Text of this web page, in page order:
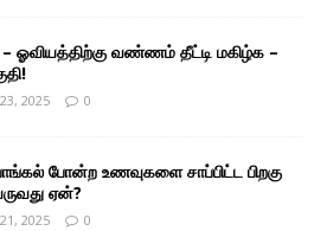
– ஓவியத்திற்கு வண்ணம் தீட்டி மகிழ்க –
2025 0
போன்ற உணவுகளை சாப்பிட்ட பிறகு
ஏன்?
2025 0